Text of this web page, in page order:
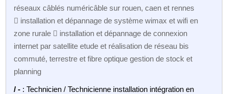
réseaux câblés numéricâble sur rouen, caen et rennes
 installation et dépannage de système wimax et wifi en
zone rurale  installation et dépannage de connexion
internet par satellite etude et réalisation de réseau bis
commuté, terrestre et fibre optique gestion de stock et
planning
/ - : Technicien / Technicienne installation intégration en